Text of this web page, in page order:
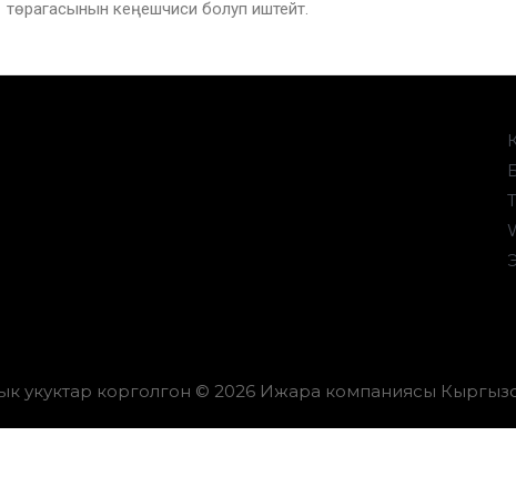
төрагасынын кеңешчиси болуп иштейт.
укуктар корголгон © 2026 Ижара компаниясы